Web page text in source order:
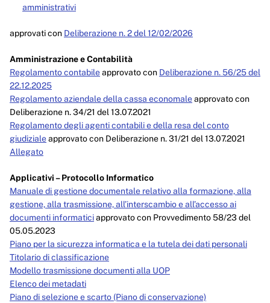
Interventi straordinari e di emergenza
Altri contenuti
Attuazione misure PNRR
amministrativi
approvati con Deliberazione n. 2 del 12/02/2026
Amministrazione e Contabilità
Regolamento contabileapprovato con Deliberazione n. 56/25 del
22.12.2025
Regolamento aziendale della cassa economaleapprovato con
Deliberazione n. 34/21 del 13.07.2021
Regolamento degli agenti contabili e della resa del conto
giudizialeapprovato con Deliberazione n. 31/21 del 13.07.2021
Allegato
Applicativi – Protocollo Informatico
Manuale di gestione documentale relativo alla formazione, alla
gestione, alla trasmissione, all’interscambio e all’accesso ai
documenti informaticiapprovato con Provvedimento 58/23 del
05.05.2023
Piano per la sicurezza informatica e la tutela dei dati personali
Titolario di classificazione
Modello trasmissione documenti alla UOP
Elenco dei metadati
Piano di selezione e scarto (Piano di conservazione)